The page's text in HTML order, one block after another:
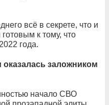
всё в секрете, что и
к тому, что
года.
заложником
начало СВО